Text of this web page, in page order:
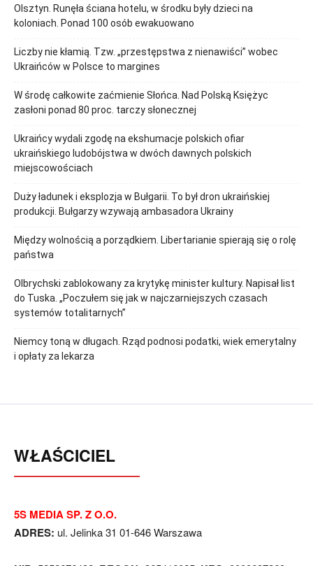
Olsztyn. Runęła ściana hotelu, w środku były dzieci na
koloniach. Ponad 100 osób ewakuowano
Liczby nie kłamią. Tzw. „przestępstwa z nienawiści” wobec
Ukraińców w Polsce to margines
W środę całkowite zaćmienie Słońca. Nad Polską Księżyc
zasłoni ponad 80 proc. tarczy słonecznej
Ukraińcy wydali zgodę na ekshumacje polskich ofiar
ukraińskiego ludobójstwa w dwóch dawnych polskich
miejscowościach
Duży ładunek i eksplozja w Bułgarii. To był dron ukraińskiej
produkcji. Bułgarzy wzywają ambasadora Ukrainy
Między wolnością a porządkiem. Libertarianie spierają się o rolę
państwa
Olbrychski zablokowany za krytykę minister kultury. Napisał list
do Tuska. „Poczułem się jak w najczarniejszych czasach
systemów totalitarnych”
Niemcy toną w długach. Rząd podnosi podatki, wiek emerytalny
i opłaty za lekarza
WŁAŚCICIEL
5S MEDIA SP. Z O.O.
ADRES: ul. Jelinka 31 01-646 Warszawa